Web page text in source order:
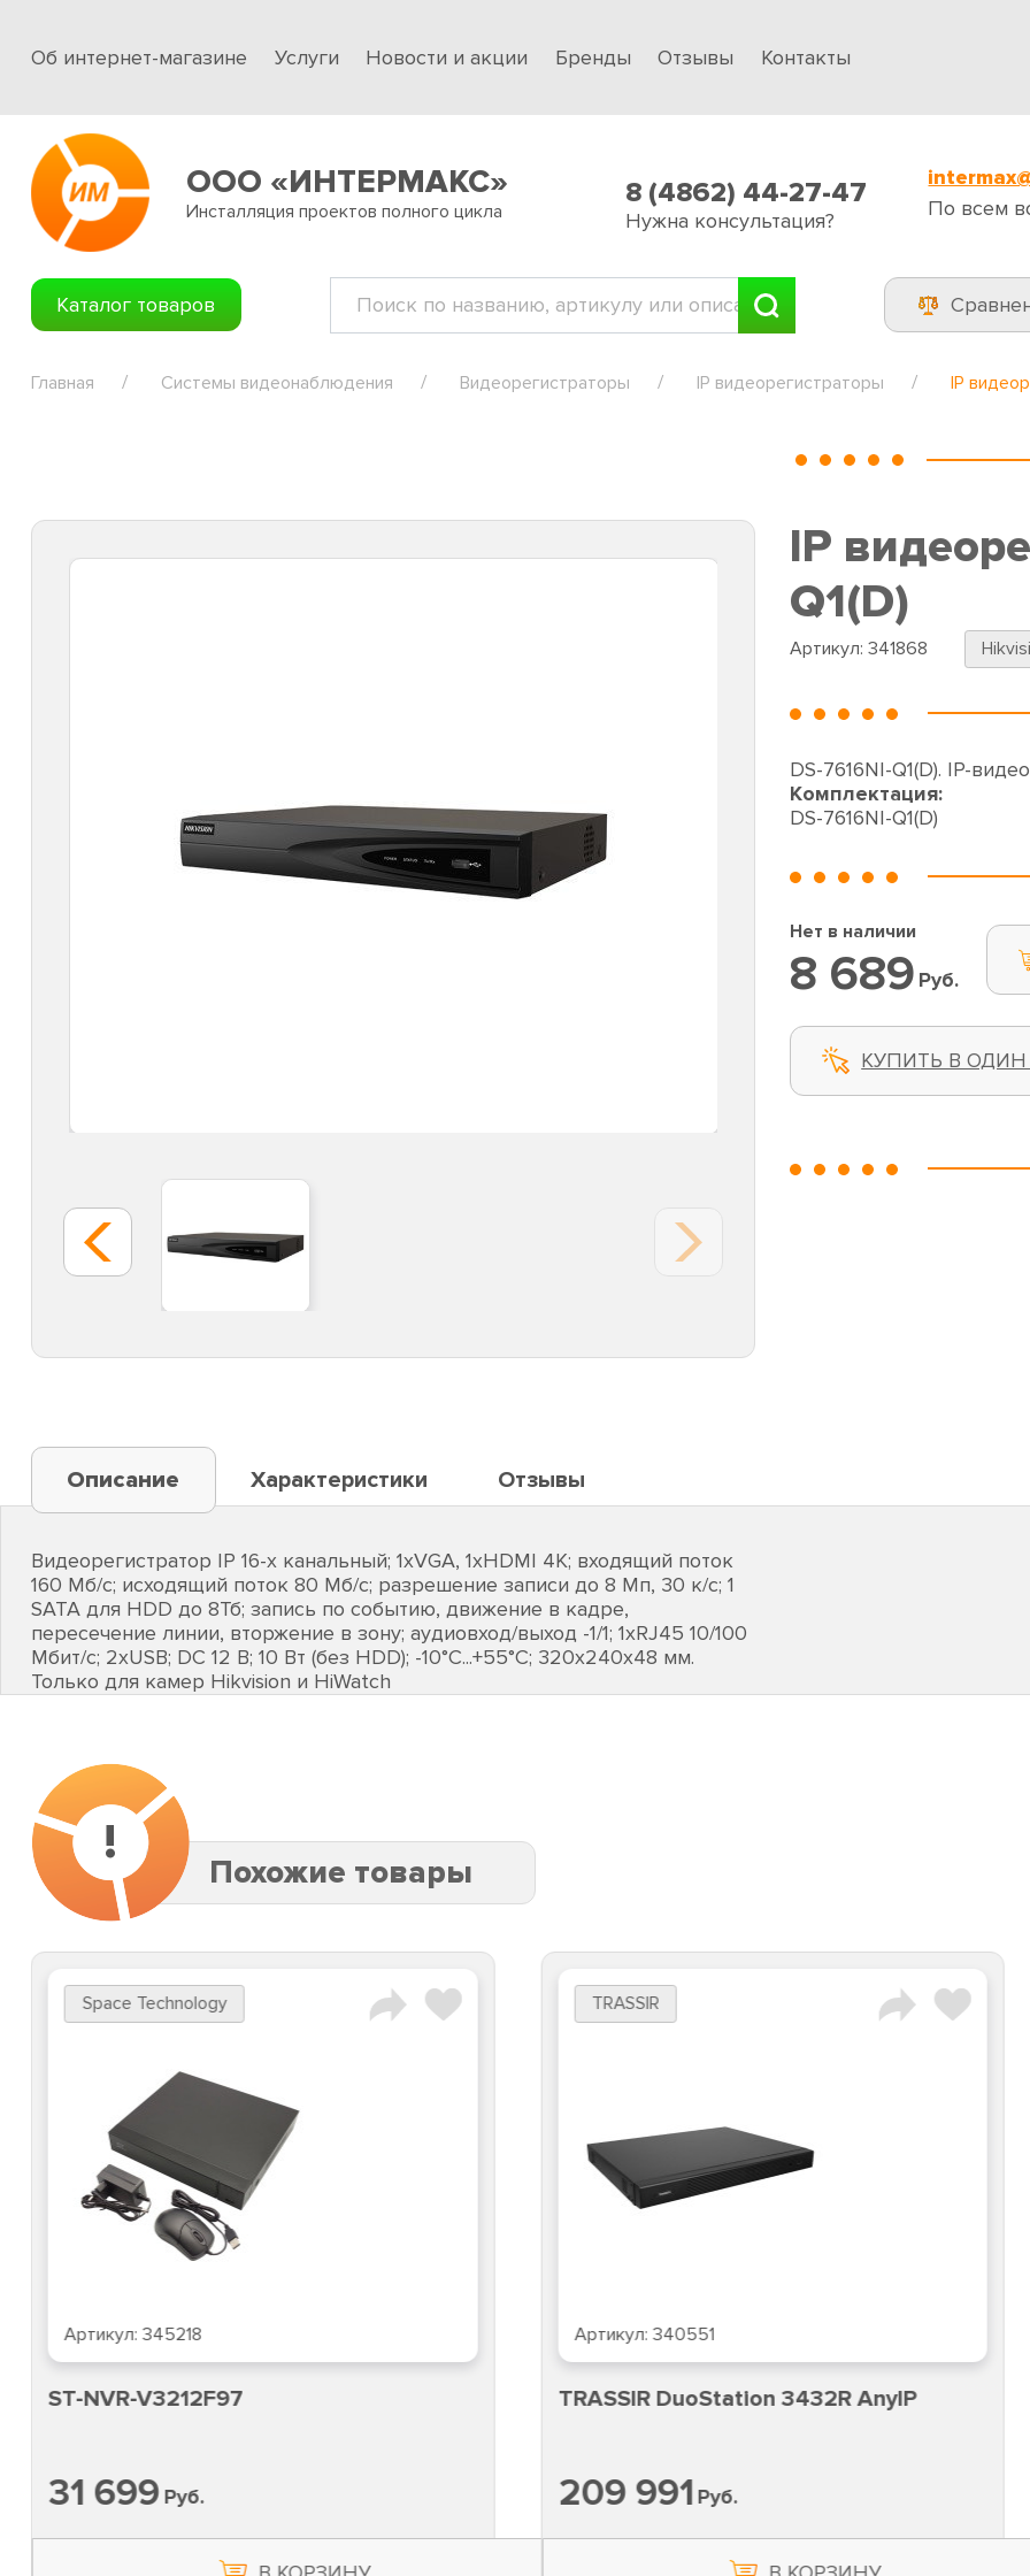
Об интернет-магазине Услуги Новости и акции Бренды Отзывы Контакты
ООО «ИНТЕРМАКС»
Инсталляция проектов полного цикла
8 (4862) 44-27-47
Нужна консультация?
По всем
Каталог товаров
Главная Системы видеонаблюдения Видеорегистраторы IP видеорегистраторы IP
IP
Q1(D)
Артикул: 341868
DS-7616NI-Q1(D). IP-
Комплектация:
DS-7616NI-Q1(D)
Нет в наличии
8 689 Руб.
КУПИТЬ В
Описание Характеристики Отзывы
Видеорегистратор IP 16-х канальный; 1хVGA, 1хHDMI 4K; входящий поток
160 Мб/с; исходящий поток 80 Мб/с; разрешение записи до 8 Мп, 30 к/с; 1
SATA для HDD до 8Тб; запись по событию, движение в кадре,
пересечение линии, вторжение в зону; аудиовход/выход -1/1; 1хRJ45 10/100
Мбит/с; 2хUSB; DC 12 В; 10 Вт (без HDD); -10°C...+55°C; 320х240х48 мм.
Только для камер Hikvision и HiWatch
!
Похожие товары
Space Technology
Артикул:345218
ST-NVR-V3212F97
31 699Руб.
TRASSIR
Артикул:340551
TRASSIR DuoStation 3432R AnyIP
209 991Руб.